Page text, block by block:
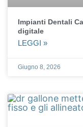
Impianti Dentali
digitale
LEGGI »
Giugno 8, 2026